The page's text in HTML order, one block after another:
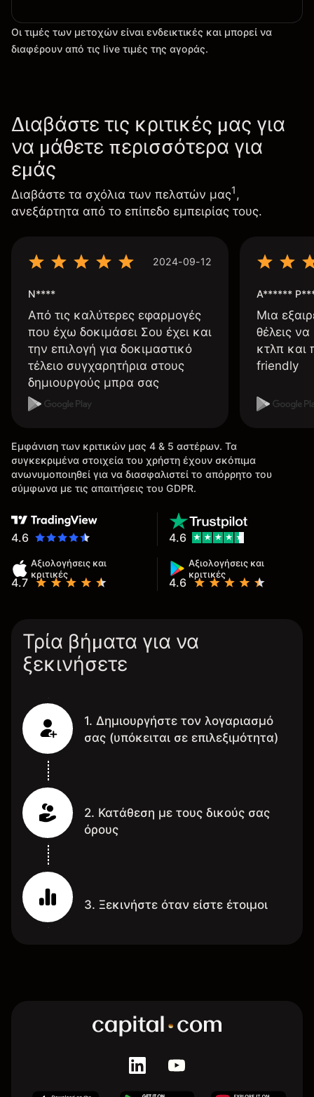
Οι τιμές των μετοχών είναι ενδεικτικές και μπορεί να
διαφέρουν από τις live τιμές της αγοράς.
Διαβάστε τις κριτικές μας για
να μάθετε περισσότερα για
εμάς
Διαβάστε τα σχόλια των πελατών μας1,
ανεξάρτητα από το επίπεδο εμπειρίας τους.
2024-09-12
N****
Από τις καλύτερες εφαρμογές
που έχω δοκιμάσει Σου έχει και
την επιλογή για δοκιμαστικό
τέλειο συγχαρητήρια στους
δημιουργούς μπρα σας
A******
Μια
θέλεις
κτλπ και
friendly
Εμφάνιση των κριτικών μας 4 & 5 αστέρων. Τα
συγκεκριμένα στοιχεία του χρήστη έχουν σκόπιμα
ανωνυμοποιηθεί για να διασφαλιστεί το απόρρητο του
σύμφωνα με τις απαιτήσεις του GDPR.
4.6
Αξιολογήσεις και
κριτικές
4.7
Αξιολογήσεις και
κριτικές
4.6
4.6
Τρία βήματα για να
ξεκινήσετε
1. Δημιουργήστε τον λογαριασμό
σας (υπόκειται σε επιλεξιμότητα)
2. Κατάθεση με τους δικούς σας
όρους
3. Ξεκινήστε όταν είστε έτοιμοι